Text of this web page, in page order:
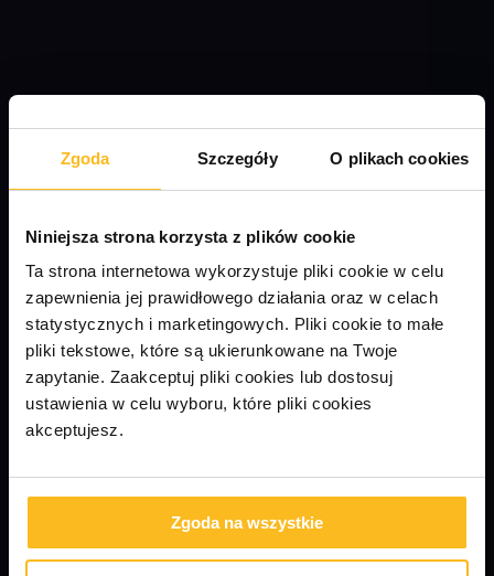
Zgoda Szczegóły O plikach cookies
Niniejsza strona korzysta z plików cookie
Ta strona internetowa wykorzystuje pliki cookie w celu
zapewnienia jej prawidłowego działania oraz w celach
statystycznych i marketingowych. Pliki cookie to małe
pliki tekstowe, które są ukierunkowane na Twoje
zapytanie. Zaakceptuj pliki cookies lub dostosuj
ustawienia w celu wyboru, które pliki cookies
akceptujesz.
Zgoda na wszystkie